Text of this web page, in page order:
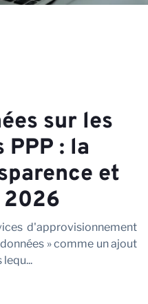
sur les
: la
et
d'approvisionnement
» comme un ajout